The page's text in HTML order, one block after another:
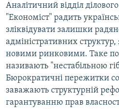
Усі сайти RFE/RL
Аналітичний відділ
"Економіст" радить
зліквідувати залишки
адміністративних структур,
новими ринковими. Таке
називають "нестабільною
Бюрократичні пережитки
заважають структурній
гарантуванню прав